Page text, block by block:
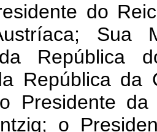
do Reich
República
República
Presidente
o